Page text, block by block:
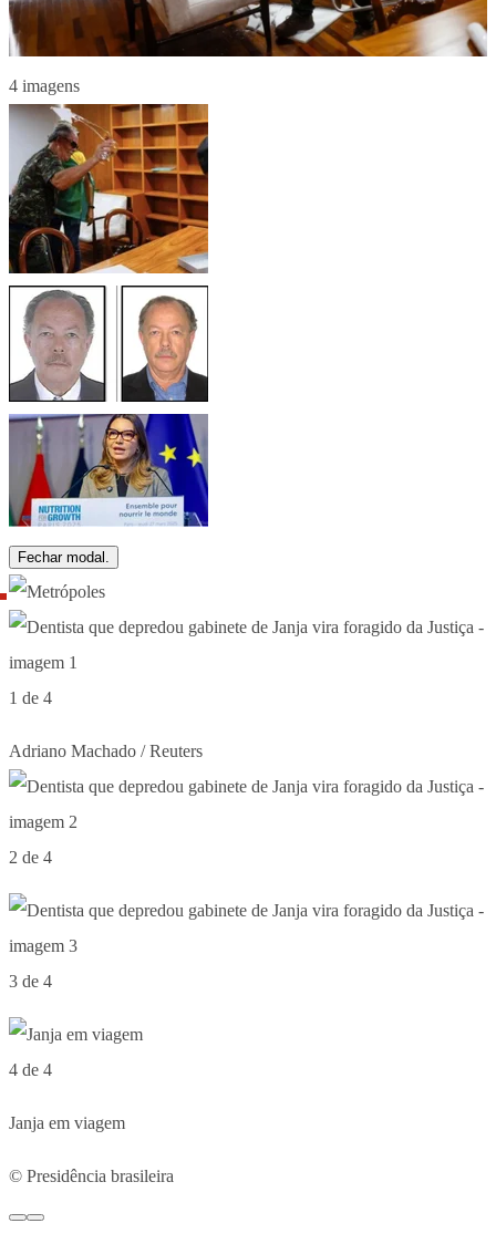
4 imagens
Fechar modal.
1 de 4
Adriano Machado / Reuters
2 de 4
3 de 4
4 de 4
Janja em viagem
© Presidência brasileira